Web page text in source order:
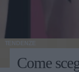
TENDENZE
Come